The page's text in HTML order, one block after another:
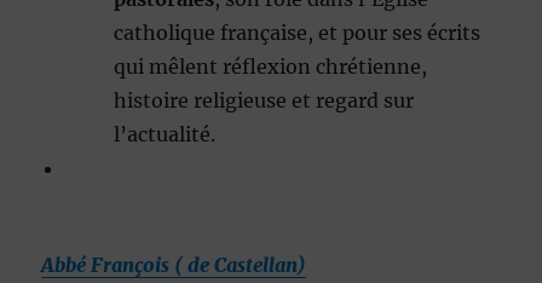
catholique française, et pour ses écrits
qui mêlent réflexion chrétienne,
histoire religieuse et regard sur
l’actualité.
Abbé François ( de Castellan)